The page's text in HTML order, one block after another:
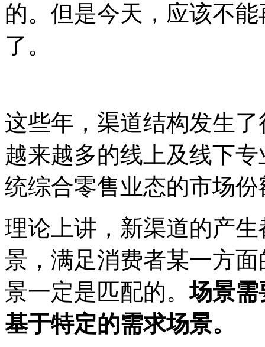
的。但是今天，应该不
了。
这些年，渠道结构发生
越来越多的线上及线下
统综合零售业态的市场份
理论上讲，新渠道的产
景，满足消费者某一方
景一定是匹配的。场景需
基于特定的需求场景。